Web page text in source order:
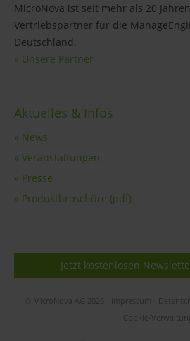
MicroNova ist seit mehr als 20
Vertriebspartner für die
Deutschland.
» Unsere Partner
Aktuelles & Infos
» News
» Veranstaltungen
» Presse
» Produktbroschüre (pdf)
Jetzt kostenlosen
© MicroNova AG 2026 Impressum
Cookie-